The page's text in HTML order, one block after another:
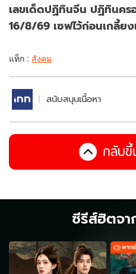
เลขเด็ดปฏิทินจีน ปฏิทินคร
16/8/69 เซฟไว้ก่อนเกลี้ย
แท็ก : สังคม
สนับสนุนเนื้อหา
กลับขึ้
ซีรีส์ฮิตจา